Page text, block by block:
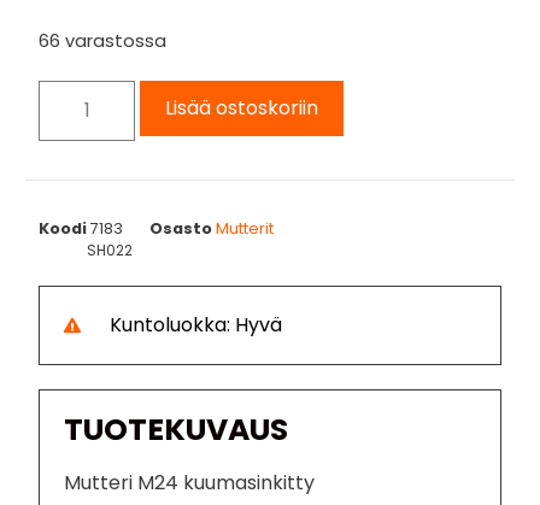
66 varastossa
Lisää ostoskoriin
Koodi7183 OsastoMutterit
SH022
Kuntoluokka: Hyvä
TUOTEKUVAUS
Mutteri M24 kuumasinkitty